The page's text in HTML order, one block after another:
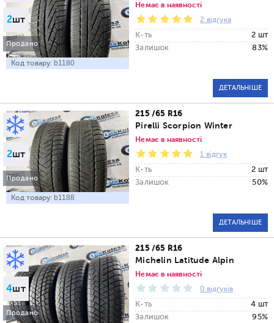
2шт
Продано
Код товару: b1180
Немає в наявності
2 відгука
К-ть
2 шт
Залишок
83%
ДЕТАЛЬНІШЕ
2шт
Продано
Код товару: b1188
215 /65 R16
Pirelli Scorpion Winter
Немає в наявності
1 відгук
К-ть
2 шт
Залишок
50%
ДЕТАЛЬНІШЕ
4шт
Продано
215 /65 R16
Michelin Latitude Alpin
Немає в наявності
0 відгуків
К-ть
4 шт
Залишок
95%